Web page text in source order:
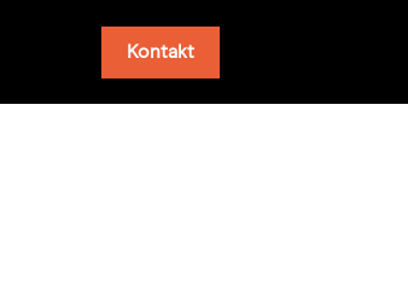
Kontakt